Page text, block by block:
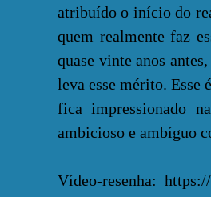
atribuído o início do
quem realmente faz
quase vinte anos
leva esse mérito. Esse
fica impressionado
ambicioso e ambíguo
Vídeo-resenha: